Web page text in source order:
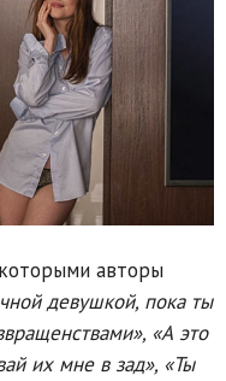
авторы
девушкой, пока ты
«А это
их мне в зад», «Ты